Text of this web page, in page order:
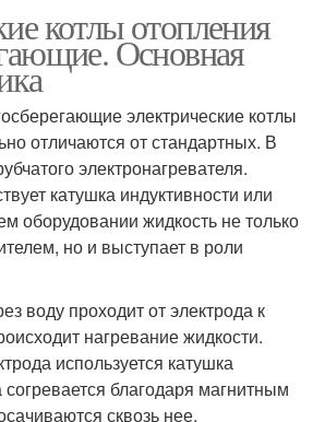
котлы отопления
Основная
электрические котлы
отличаются от стандартных. В
электронагревателя.
катушка индуктивности или
оборудовании жидкость не только
но и выступает в роли
воду проходит от электрода к
нагревание жидкости.
используется катушка
согревается благодаря магнитным
сквозь нее.